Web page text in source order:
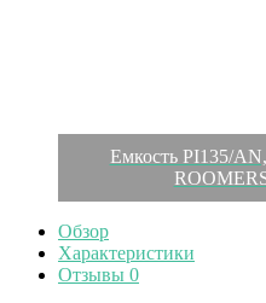
Емкость PI135/
Обзор
Характеристики
Отзывы 0